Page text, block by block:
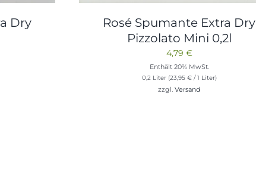
Dry
Rosé Spumante Extra Dry
Pizzolato Mini 0,2l
4,79 €
Enthält 20% MwSt.
0,2 Liter (23,95 €/ 1 Liter)
zzgl.Versand